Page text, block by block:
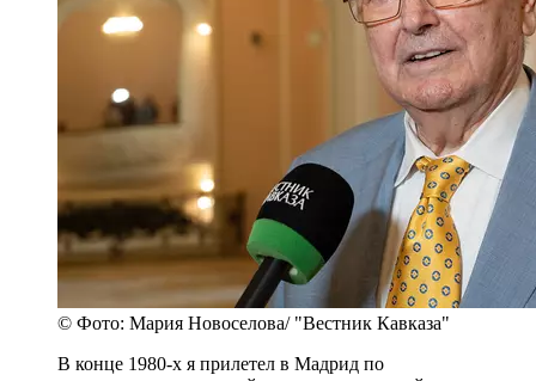
© Фото: Мария Новоселова/ "Вестник Кавказа"
В конце 1980-х я прилетел в Мадрид по